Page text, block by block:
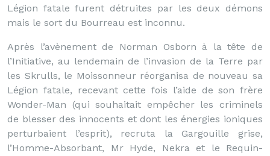
Légion fatale furent détruites par les deux démons
mais le sort du Bourreau est inconnu.
Après l’avènement de Norman Osborn à la tête de
l’Initiative, au lendemain de l’invasion de la Terre par
les Skrulls, le Moissonneur réorganisa de nouveau sa
Légion fatale, recevant cette fois l’aide de son frère
Wonder-Man (qui souhaitait empêcher les criminels
de blesser des innocents et dont les énergies ioniques
perturbaient l’esprit), recruta la Gargouille grise,
l’Homme-Absorbant, Mr Hyde, Nekra et le Requin-